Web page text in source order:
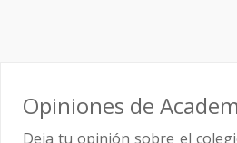
Opiniones de
Deja tu opinión sobre el